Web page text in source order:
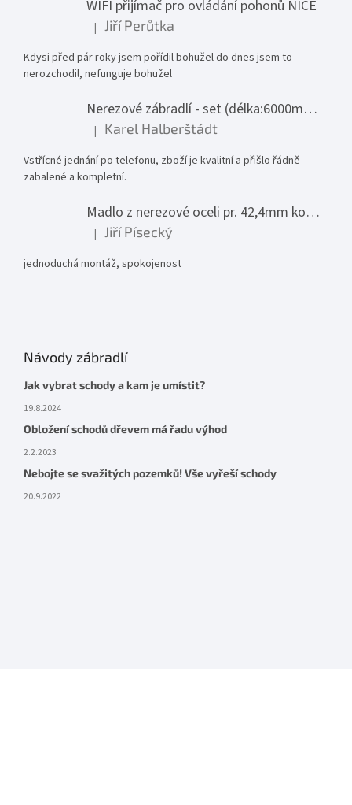
WIFI přijímač pro ovládání pohonů NICE
Hodnocení produktu je 1 z 5 hvězdiček.
| Jiří Perůtka
Kdysi před pár roky jsem pořídil bohužel do dnes jsem to
nerozchodil, nefunguje bohužel
Nerezové zábradlí - set (délka:6000mm x výška:1000mm)
Hodnocení produktu je 5 z 5 hvězdiček.
| Karel Halberštádt
Vstřícné jednání po telefonu, zboží je kvalitní a přišlo řádně
zabalené a kompletní.
Madlo z nerezové oceli pr. 42,4mm komplet - model 0116 - 3000mm
Hodnocení produktu je 5 z 5 hvězdiček.
| Jiří Písecký
jednoduchá montáž, spokojenost
Návody zábradlí
Jak vybrat schody a kam je umístit?
19.8.2024
Obložení schodů dřevem má řadu výhod
2.2.2023
Nebojte se svažitých pozemků! Vše vyřeší schody
20.9.2022